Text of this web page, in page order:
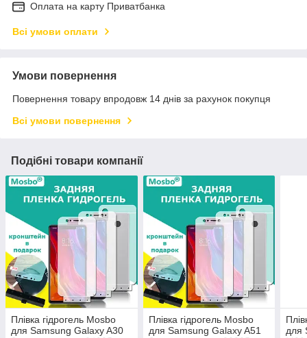
Оплата на карту Приватбанка
Всі умови оплати
Умови повернення
Повернення товару впродовж 14 днів за рахунок покупця
Всі умови повернення
Подібні товари компанії
Плівка гідрогель Mosbo
для Samsung Galaxy A30
Плівка гідрогель Mosbo
для Samsung Galaxy A51
для